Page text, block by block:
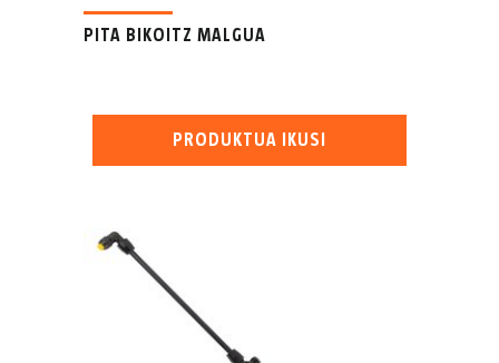
PITA BIKOITZ MALGUA
PRODUKTUA IKUSI